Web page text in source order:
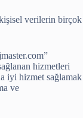
verilerin birçok
hizmetleri
iyi hizmet sağlamak
ve